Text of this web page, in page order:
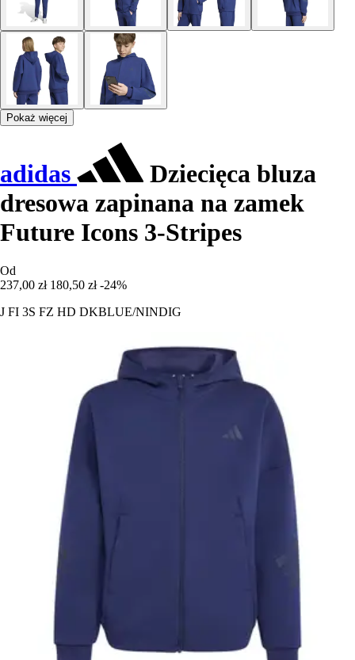
Pokaż więcej
adidas
Dziecięca bluza
dresowa zapinana na zamek
Future Icons 3-Stripes
Od
237,00 zł 180,50 zł -24%
J FI 3S FZ HD DKBLUE/NINDIG